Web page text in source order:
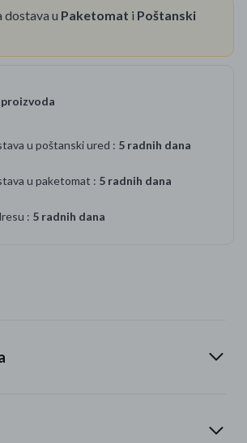
dostava u Paketomat i Poštanski
u poštanski ured : 5 radnih dana
u paketomat : 5 radnih dana
: 5 radnih dana